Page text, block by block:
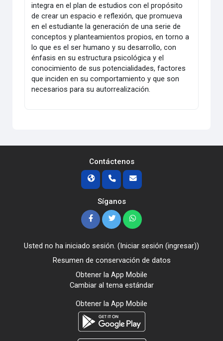
integra en el plan de estudios con el propósito
de crear un espacio e reflexión, que promueva
en el estudiante la generación de una serie de
conceptos y planteamientos propios, en torno a
lo que es el ser humano y su desarrollo, con
énfasis en su estructura psicológica y el
conocimiento de sus potencialidades, factores
que inciden en su comportamiento y que son
necesarios para su autorrealización.
Contáctenos
Síganos
Usted no ha iniciado sesión. (Iniciar sesión (ingresar))
Resumen de conservación de datos
Obtener la App Mobile
Cambiar al tema estándar
Obtener la App Mobile